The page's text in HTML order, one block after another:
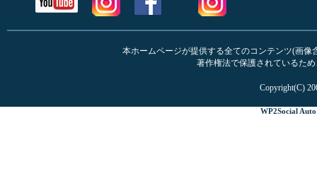
本ホームページが提供する全てのコンテンツ(画
著作権法で保護されているた
Copyright(C)
WP2Social